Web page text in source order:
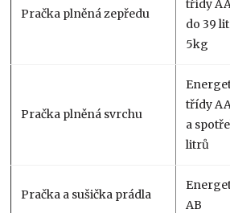
Pračka plněná zepředu
třídy
do 39
5kg
Pračka plněná svrchu
třídy
a
litrů
Pračka a sušička prádla
AB